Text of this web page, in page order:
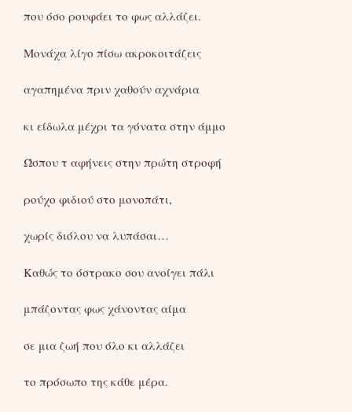
που όσο ρουφάει το φως αλλάζει.
Μονάχα λίγο πίσω ακροκοιτάζεις
αγαπημένα πριν χαθούν αχνάρια
κι είδωλα μέχρι τα γόνατα στην άμμο
Ώσπου τ αφήνεις στην πρώτη στροφή
ρούχο φιδιού στο μονοπάτι,
χωρίς διόλου να λυπάσαι…
Καθώς το όστρακο σου ανοίγει πάλι
μπάζοντας φως χάνοντας αίμα
σε μια ζωή που όλο κι αλλάζει
το πρόσωπο της κάθε μέρα.